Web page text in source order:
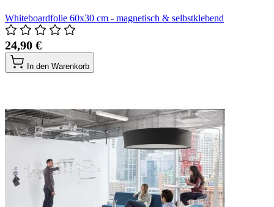
Whiteboardfolie 60x30 cm - magnetisch & selbstklebend
24,90 €
In den Warenkorb